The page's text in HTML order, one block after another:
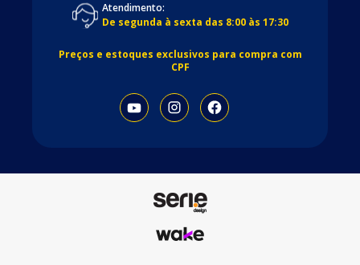
Atendimento:
De segunda à sexta das 8:00 às 17:30
Preços e estoques exclusivos para compra com
CPF